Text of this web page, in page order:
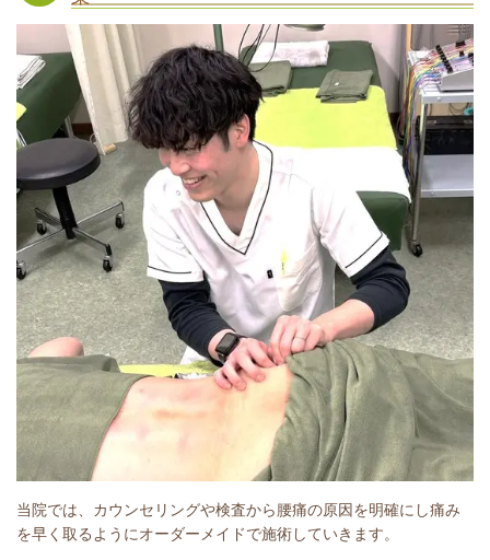
当院では、カウンセリングや検査から腰痛の原因を明確にし痛み
を早く取るようにオーダーメイドで施術していきます。